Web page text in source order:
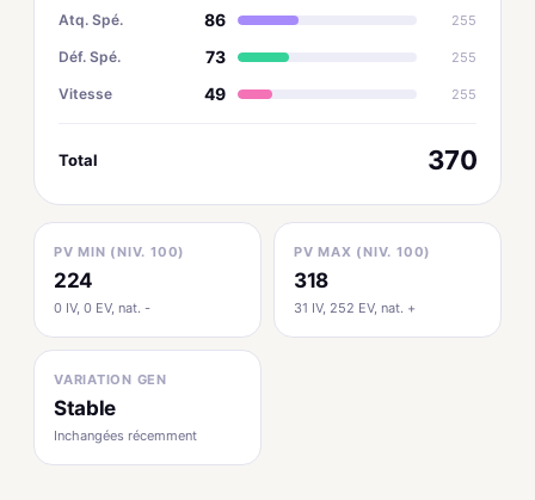
Atq. Spé. 86 255
Déf. Spé. 73 255
Vitesse 49 255
Total 370
PV MIN (NIV. 100)
224
0 IV, 0 EV, nat. -
PV MAX (NIV. 100)
318
31 IV, 252 EV, nat. +
VARIATION GEN
Stable
Inchangées récemment